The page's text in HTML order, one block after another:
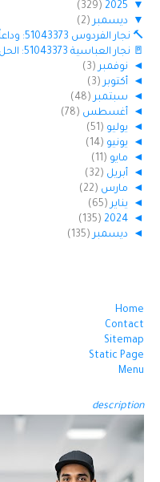
▼
2025
(329)
▼
ديسمبر (2)
🔨 نجار الفردوس 51043373: وداعاً لمشاكل الأثاث الخ...
🚪 نجار العباسية 51043373: الحل الأمثل لجميع أعمال...
◄ نوفمبر (3)
◄ أكتوبر (3)
◄ سبتمبر (48)
◄ أغسطس (78)
◄ يوليو (51)
◄ يونيو (14)
◄ مايو (11)
◄ أبريل (32)
◄ مارس (22)
◄ يناير (65)
◄
2024
(135)
◄ ديسمبر (135)
Home
Contact
Sitemap
Static Page
Menu
description